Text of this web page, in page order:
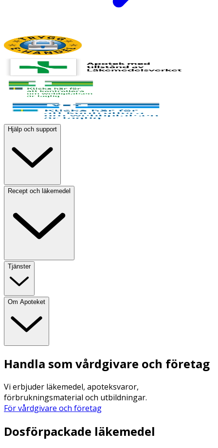
Hjälp och support
Recept och läkemedel
Tjänster
Om Apoteket
Handla som vårdgivare och företag
Vi erbjuder läkemedel, apoteksvaror,
förbrukningsmaterial och utbildningar.
För vårdgivare och företag
Dosförpackade läkemedel